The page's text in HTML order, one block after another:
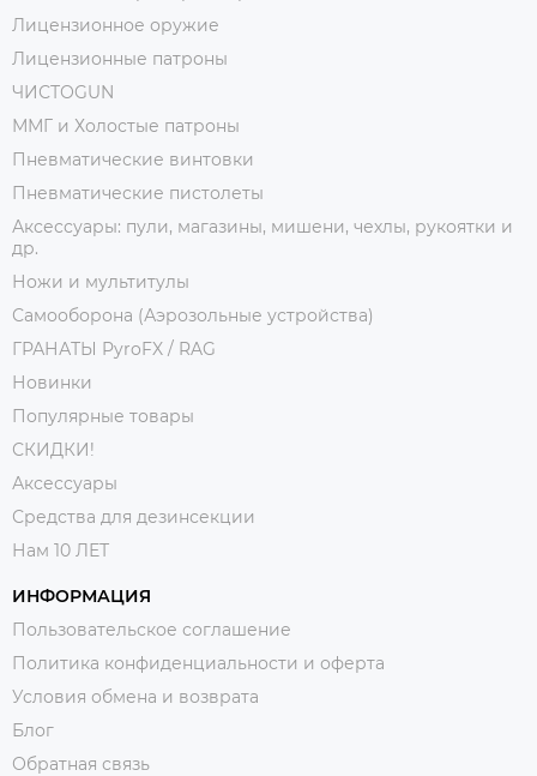
Лицензионное оружие
Лицензионные патроны
ЧИСТОGUN
ММГ и Холостые патроны
Пневматические винтовки
Пневматические пистолеты
Аксессуары: пули, магазины, мишени, чехлы, рукоятки и
др.
Ножи и мультитулы
Самооборона (Аэрозольные устройства)
ГРАНАТЫ PyroFX / RAG
Новинки
Популярные товары
СКИДКИ!
Аксессуары
Средства для дезинсекции
Нам 10 ЛЕТ
ИНФОРМАЦИЯ
Пользовательское соглашение
Политика конфиденциальности и оферта
Условия обмена и возврата
Блог
Обратная связь